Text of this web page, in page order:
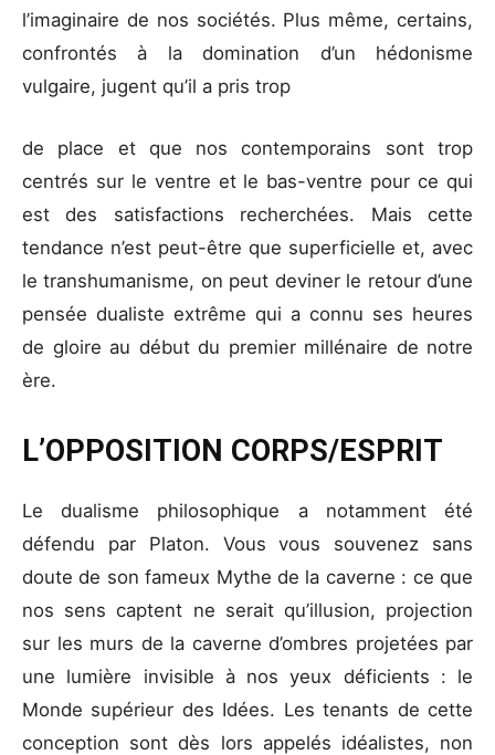
l’imaginaire de nos sociétés. Plus même, certains,
confrontés à la domination d’un hédonisme
vulgaire, jugent qu’il a pris trop
de place et que nos contemporains sont trop
centrés sur le ventre et le bas-ventre pour ce qui
est des satisfactions recherchées. Mais cette
tendance n’est peut-être que superficielle et, avec
le transhumanisme, on peut deviner le retour d’une
pensée dualiste extrême qui a connu ses heures
de gloire au début du premier millénaire de notre
ère.
L’OPPOSITION CORPS/ESPRIT
Le dualisme philosophique a notamment été
défendu par Platon. Vous vous souvenez sans
doute de son fameux Mythe de la caverne : ce que
nos sens captent ne serait qu’illusion, projection
sur les murs de la caverne d’ombres projetées par
une lumière invisible à nos yeux déficients : le
Monde supérieur des Idées. Les tenants de cette
conception sont dès lors appelés idéalistes, non